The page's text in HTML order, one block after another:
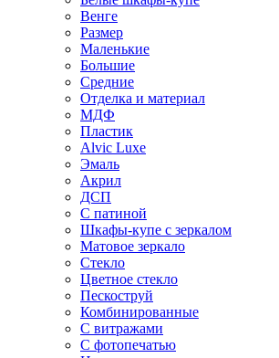
Венге
Размер
Маленькие
Большие
Средние
Отделка и материал
МДФ
Пластик
Alvic Luxe
Эмаль
Акрил
ДСП
С патиной
Шкафы-купе с зеркалом
Матовое зеркало
Стекло
Цветное стекло
Пескоструй
Комбинированные
С витражами
С фотопечатью